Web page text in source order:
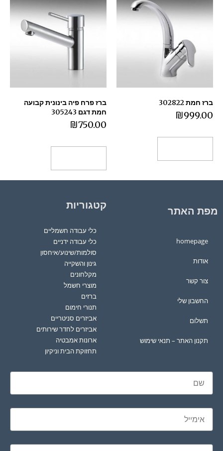
ברז חמת 302822
₪999.00
ברז פרח פיה בינונית קבועה
חמת דגם 305243
₪750.00
מפת האתר
homepage
אודות
צור קשר
החשבון שלי
תשלום
תקנון האתר – תנאי שימוש
קטגוריות
כלי עבודה חשמליים
כלי עבודה ידניים
סולמות/שינוע/איחסון
גינון והשקייה
מקלחונים
מוצרי חשמל
ברזים
תנורי חימום
אביזרים סניטריים
אביזרים לחדר שירותים
ארונות אמבטיה
תחזוקת הבית וניקיון